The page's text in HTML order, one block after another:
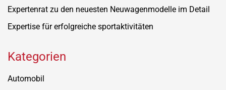
Expertenrat zu den neuesten Neuwagenmodelle im Detail
Expertise für erfolgreiche sportaktivitäten
Kategorien
Automobil